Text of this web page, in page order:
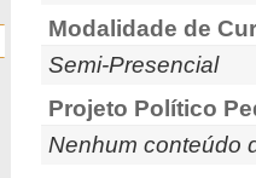
Modalidade de
Semi-Presencial
Projeto Político
Nenhum conteúdo